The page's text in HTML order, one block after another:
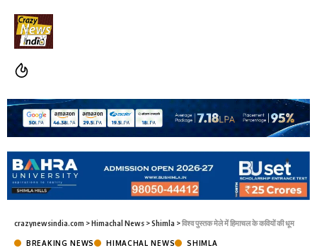
crazynewsindia.com >Himachal News >Shimla >विश्व पुस्तक मेले में हिमाचल के कवियों की धूम
BREAKING NEWS HIMACHAL NEWS SHIMLA